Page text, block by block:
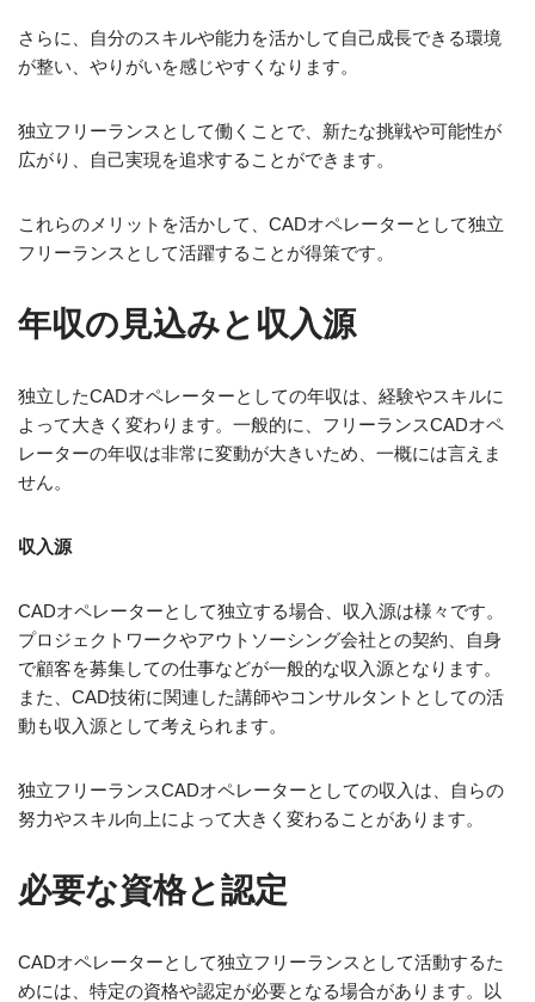
さらに、自分のスキルや能力を活かして自己成長できる環境
が整い、やりがいを感じやすくなります。
独立フリーランスとして働くことで、新たな挑戦や可能性が
広がり、自己実現を追求することができます。
これらのメリットを活かして、CADオペレーターとして独立
フリーランスとして活躍することが得策です。
年収の見込みと収入源
独立したCADオペレーターとしての年収は、経験やスキルに
よって大きく変わります。一般的に、フリーランスCADオペ
レーターの年収は非常に変動が大きいため、一概には言えま
せん。
収入源
CADオペレーターとして独立する場合、収入源は様々です。
プロジェクトワークやアウトソーシング会社との契約、自身
で顧客を募集しての仕事などが一般的な収入源となります。
また、CAD技術に関連した講師やコンサルタントとしての活
動も収入源として考えられます。
独立フリーランスCADオペレーターとしての収入は、自らの
努力やスキル向上によって大きく変わることがあります。
必要な資格と認定
CADオペレーターとして独立フリーランスとして活動するた
めには、特定の資格や認定が必要となる場合があります。以